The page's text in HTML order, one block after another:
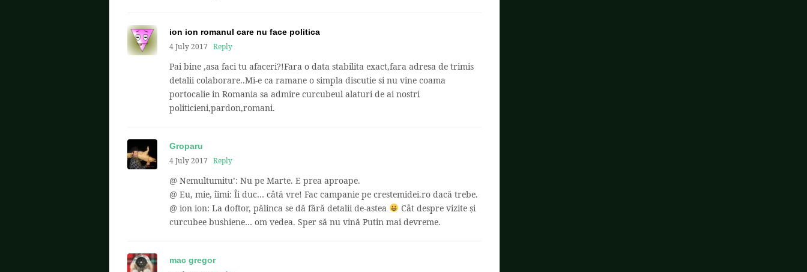
ion ion romanul care nu face politica
4 July 2017
Reply
Pai bine ,asa faci tu afaceri?!Fara o data stabilita exact,fara adresa de trimis
detalii colaborare..Mi-e ca ramane o simpla discutie si nu vine coama
portocalie in Romania sa admire curcubeul alaturi de ai nostri
politicieni,pardon,romani.
Groparu
4 July 2017
Reply
@ Nemultumitu’: Nu pe Marte. E prea aproape.
@ Eu, mie, îimi: Îi duc… câtă vre! Fac campanie pe crestemidei.ro dacă trebe.
@ ion ion: La doftor, pălinca se dă fără detalii de-astea
Cât despre vizite și
curcubee bushiene… om vedea. Sper să nu vină Putin mai devreme.
mac gregor